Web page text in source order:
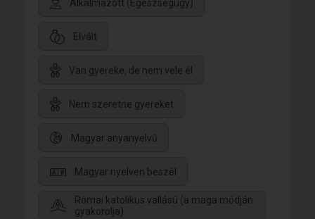
Alkalmazott (Egészségügy)
Elvált
Van gyereke, de nem vele él
Nem szeretne gyereket
Magyar anyanyelvű
Magyar nyelven beszél
Római katolikus vallású (a maga módján
gyakorolja)